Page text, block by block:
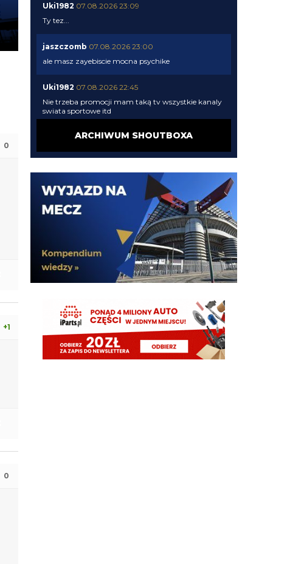
0
+1
0
Uki1982 07.08.2026 23:09
Ty tez...
jaszczomb 07.08.2026 23:00
ale masz zayebiscie mocna psychike
Uki1982 07.08.2026 22:45
Nie trzeba promocji mam taką tv wszystkie kanaly
swiata sportowe itd
G3nesis 07.08.2026 20:47
Bierzmy go, nic lepszego nie znajdziemy
Nie chcą go ponownie wypożyczyć, tylko sprzedaż
definitywna wchodzi w grę
07.08.2026 20:47
Cancelo wrócił do Al Hilal
Nerazzurro90
07.08.2026 19:42
Botmon publicznie czci zmarlego bandyte
G3nesis 07.08.2026 19:15
Jak tam Adriano, co słychać
G3nesis 07.08.2026 19:15
ARCHIWUM SHOUTBOXA